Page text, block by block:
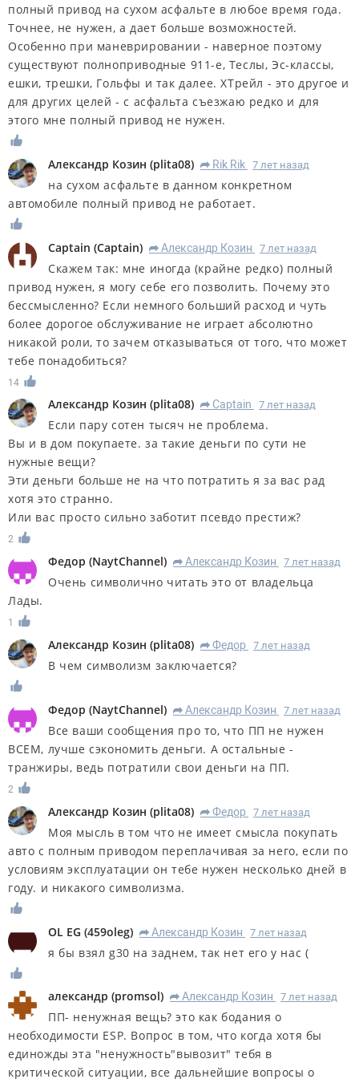
полный привод на сухом асфальте в любое время года.
Точнее, не нужен, а дает больше возможностей.
Особенно при маневрировании - наверное поэтому
существуют полноприводные 911-е, Теслы, Эс-классы,
ешки, трешки, Гольфы и так далее. ХТрейл - это другое и
для других целей - с асфальта съезжаю редко и для
этого мне полный привод не нужен.
Александр Козин (plita08) R Rik Rik 7 лет назад
на сухом асфальте в данном конкретном
автомобиле полный привод не работает.
Captain (Captain) R Александр Козин 7 лет назад
Скажем так: мне иногда (крайне редко) полный
привод нужен, я могу себе его позволить. Почему это
бессмысленно? Если немного больший расход и чуть
более дорогое обслуживание не играет абсолютно
никакой роли, то зачем отказываться от того, что может
тебе понадобиться?
14
Александр Козин (plita08) R Captain 7 лет назад
Если пару сотен тысяч не проблема.
Вы и в дом покупаете. за такие деньги по сути не
нужные вещи?
Эти деньги больше не на что потратить я за вас рад
хотя это странно.
Или вас просто сильно заботит псевдо престиж?
2
Федор (NaytChannel) R Александр Козин 7 лет назад
Очень символично читать это от владельца
Лады.
1
Александр Козин (plita08) R Федор 7 лет назад
В чем символизм заключается?
Федор (NaytChannel) R Александр Козин 7 лет назад
Все ваши сообщения про то, что ПП не нужен
ВСЕМ, лучше сэкономить деньги. А остальные -
транжиры, ведь потратили свои деньги на ПП.
2
Александр Козин (plita08) R Федор 7 лет назад
Моя мысль в том что не имеет смысла покупать
авто с полным приводом переплачивая за него, если по
условиям эксплуатации он тебе нужен несколько дней в
году. и никакого символизма.
OL EG (459oleg) R Александр Козин 7 лет назад
я бы взял g30 на заднем, так нет его у нас (
александр (promsol) R Александр Козин 7 лет назад
ПП- ненужная вещь? это как бодания о
необходимости ESP. Вопрос в том, что когда хотя бы
единожды эта "ненужность"вывозит" тебя в
критической ситуации, все дальнейшие вопросы о